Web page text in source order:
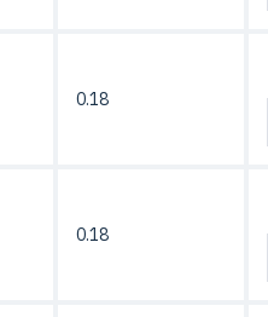
0.18
0.18